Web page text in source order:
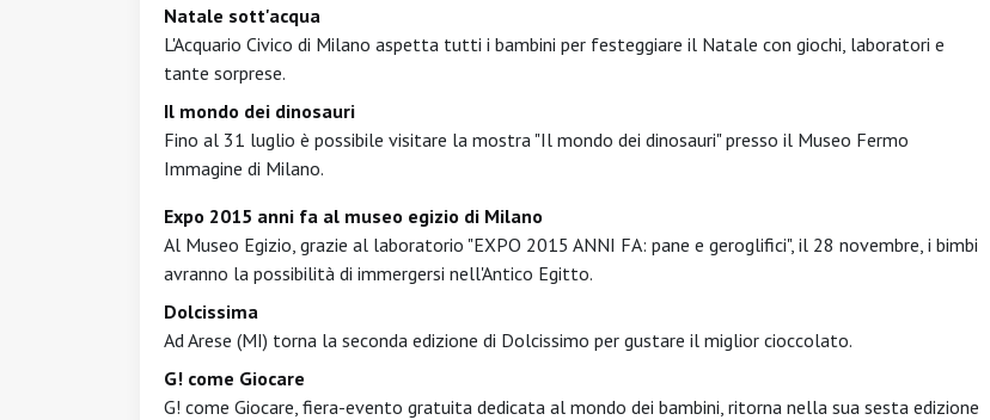
Natale sott'acqua
L'Acquario Civico di Milano aspetta tutti i bambini per festeggiare il Natale con giochi, laboratori e
tante sorprese.
Il mondo dei dinosauri
Fino al 31 luglio è possibile visitare la mostra "Il mondo dei dinosauri" presso il Museo Fermo
Immagine di Milano.
Expo 2015 anni fa al museo egizio di Milano
Al Museo Egizio, grazie al laboratorio "EXPO 2015 ANNI FA: pane e geroglifici", il 28 novembre, i bimbi
avranno la possibilità di immergersi nell'Antico Egitto.
Dolcissima
Ad Arese (MI) torna la seconda edizione di Dolcissimo per gustare il miglior cioccolato.
G! come Giocare
G! come Giocare, fiera-evento gratuita dedicata al mondo dei bambini, ritorna nella sua sesta edizione